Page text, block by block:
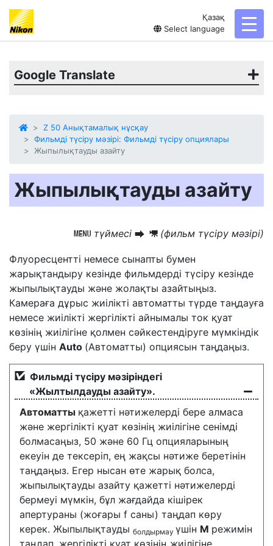
Қазақ
Select language
Google Translate
Z 50 Анықтамалық нұсқау
Фильмді түсіру мәзірі: Фильмді түсіру опциялары
Жыпылықтауды азайту
Жыпылықтауды азайту
G түймесі U 1 (фильм түсіру мәзірі)
Флуоресцентті немесе сынапты бумен
жарықтандыру кезінде фильмдерді түсіру кезінде
жыпылықтауды және жолақты азайтыңыз.
Камераға дұрыс жиілікті автоматты түрде таңдауға
немесе жиілікті жергілікті айнымалы ток қуат
көзінің жиілігіне қолмен сәйкестендіруге мүмкіндік
беру үшін Auto (Автоматты) опциясын таңдаңыз.
Фильмді түсіру мәзіріндегі
«Жылтылдауды азайту».
Автоматты қажетті нәтижелерді бере алмаса
және жергілікті қуат көзінің жиілігіне сенімді
болмасаңыз, 50 және 60 Гц опцияларының
екеуін де тексеріп, ең жақсы нәтиже беретінін
таңдаңыз. Егер нысан өте жарық болса,
жыпылықтауды азайту қажетті нәтижелерді
бермеуі мүмкін, бұл жағдайда кішірек
апертураны (жоғары f саны) таңдап көру
керек. Жыпылықтауды болдырмау үшін M режимін
таңдап, жергілікті қуат көзінің жиілігіне